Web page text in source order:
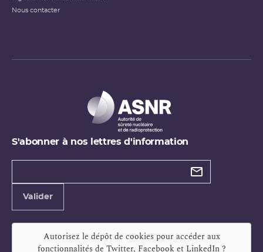
Nous contacter
S'abonner à nos lettres d'information
Types de
Valider
Autorisez le dépôt de cookies pour accéder aux
fonctionnalités de Twitter, Facebook et LinkedIn?